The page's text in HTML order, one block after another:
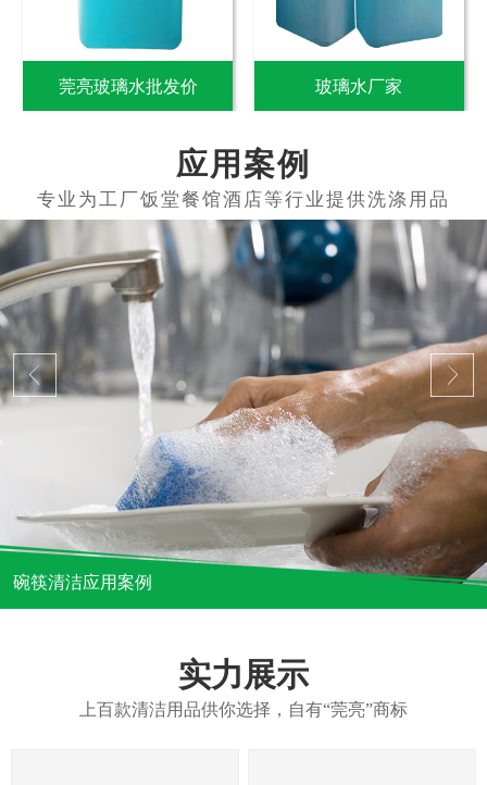
莞亮玻璃水批发价 玻璃水厂家
应用案例
碗筷清洁应用案例
实力展示
上百款清洁用品供你选择，自有“莞亮”商标